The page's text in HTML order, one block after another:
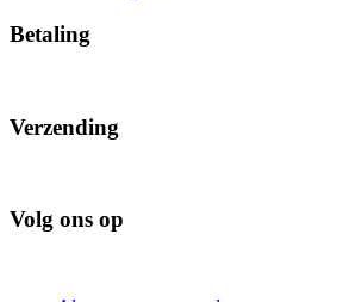
Betaling
Verzending
Volg ons op